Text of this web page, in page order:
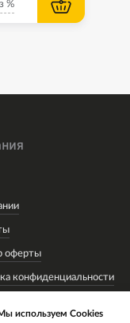
%
оферты
конфиденциальности
используем Cookies